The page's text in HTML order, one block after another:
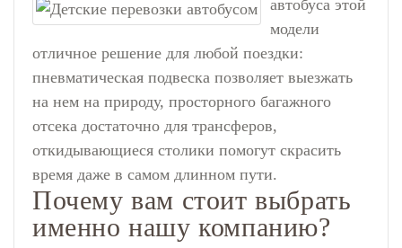
автобуса этой
модели
отличное решение для любой поездки:
пневматическая подвеска позволяет выезжать
на нем на природу, просторного багажного
отсека достаточно для трансферов,
откидывающиеся столики помогут скрасить
время даже в самом длинном пути.
Почему вам стоит выбрать
именно нашу компанию?